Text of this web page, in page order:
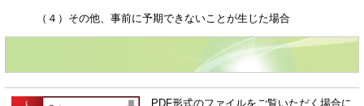
（４）その他、事前に予期できないことが生じた場合
PDF形式のファイルをご覧いただく場合に